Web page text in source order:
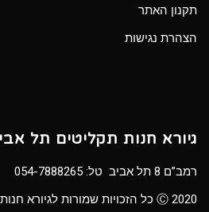
תקנון האתר
הצהרת נגישות
גיורא חנות תקליטים תל
רמב”ם 8 תל אביב טל:
054-7888265
Ⓒ 2020 כל הזכויות שמורות לגיורא חנות תקליטים